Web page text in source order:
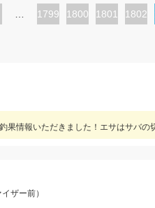
ペ
1799
ペ
1800
ペ
1801
ペ
1802
果情報いただきました！エサはサバの
ザー前）